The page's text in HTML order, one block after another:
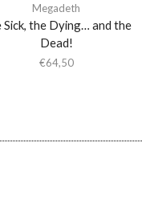
Megadeth
Sick, the Dying… and the
Dead!
€64,50